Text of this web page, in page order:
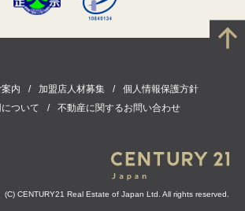
内 加盟店人材募集
個人情報保護方針
ついて
不動産に関するお問い合わせ
(C) CENTURY21 Real Estate of Japan Ltd. All rights reserved.